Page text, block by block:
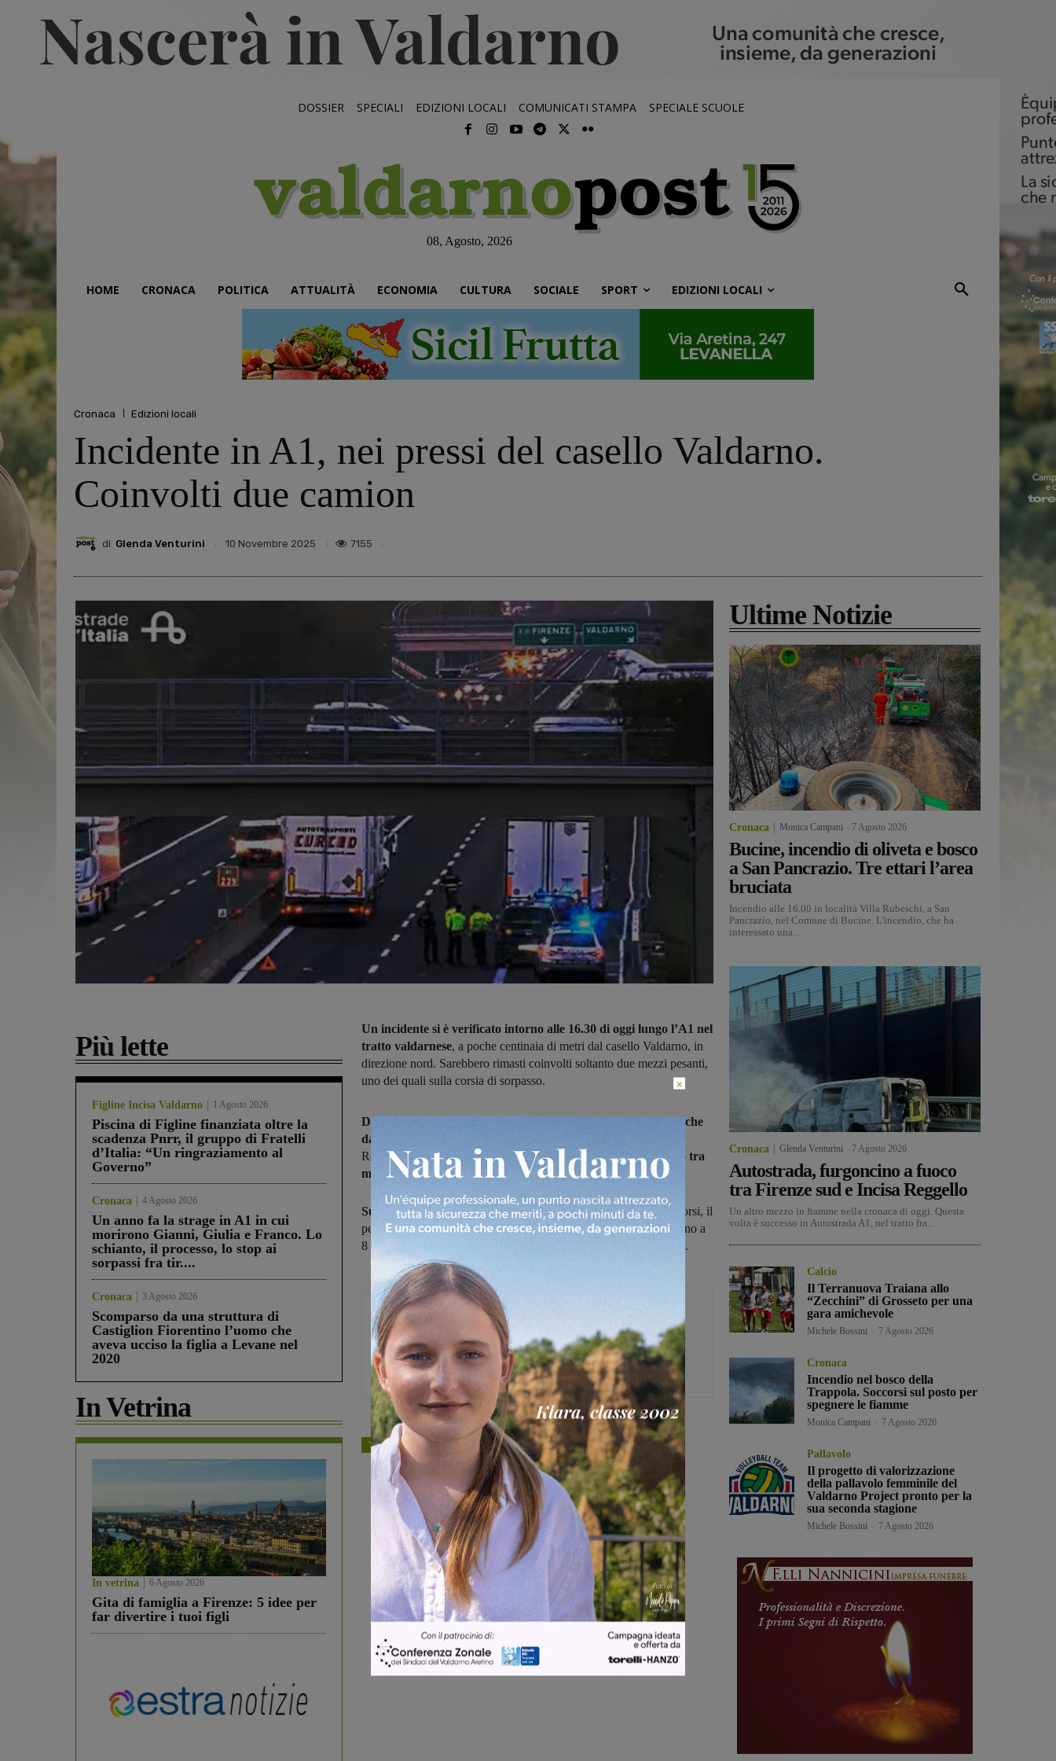
DOSSIER SPECIALI EDIZIONI LOCALI COMUNICATI STAMPA SPECIALE SCUOLE
08, Agosto, 2026
HOME CRONACA POLITICA ATTUALITÀ ECONOMIA CULTURA SOCIALE SPORT EDIZIONI LOCALI
Cronaca Edizioni locali
Incidente in A1, nei pressi del casello Valdarno.
Coinvolti due camion
di Glenda Venturini 10 Novembre 2025 7155
Più lette
Figline Incisa Valdarno 1 Agosto 2026
Piscina di Figline finanziata oltre la
scadenza Pnrr, il gruppo di Fratelli
d’Italia: “Un ringraziamento al
Governo”
Cronaca 4 Agosto 2026
Un anno fa la strage in A1 in cui
morirono Gianni, Giulia e Franco. Lo
schianto, il processo, lo stop ai
sorpassi fra tir....
Cronaca 3 Agosto 2026
Scomparso da una struttura di
Castiglion Fiorentino l’uomo che
aveva ucciso la figlia a Levane nel
2020
In Vetrina
In vetrina 6 Agosto 2026
Gita di famiglia a Firenze: 5 idee per
far divertire i tuoi figli
Un incidente si è verificato intorno alle 16.30 di oggi lungo l’A1 nel
tratto valdarnese, a poche centinaia di metri dal casello Valdarno, in
direzione nord. Sarebbero rimasti coinvolti soltanto due mezzi pesanti,
uno dei quali sulla corsia di sorpasso.
Da chiarire l’esatta dinamica dell’accaduto: ricordiamo però che
da lunedì 3 novembre è entrato in vigore
Reggello e Chiusi, in entrambe le direzioni,il divieto di sorpasso tra
mezzi pesanti.
Sul posto sono intervenuti gli agenti di Polizia stradale,i soccorsi, il
personale di Autostrade. In direzione nord si sono formate code fino a
8 chilometri. Il traffico è ripartito regolarmente solo dopo le 17.30.
Glenda Venturini
Capo redattore
TAGS a1 autostrada cronaca valdarno
Share
Ultime Notizie
Cronaca Monica Campani 7 Agosto 2026
Bucine, incendio di oliveta e bosco
a San Pancrazio. Tre ettari l’area
bruciata
Incendio alle 16.00 in località Villa Rubeschi, a San
Pancrazio, nel Comune di Bucine. L'incendio, che ha
interessato una...
Cronaca Glenda Venturini 7 Agosto 2026
Autostrada, furgoncino a fuoco
tra Firenze sud e Incisa Reggello
Un altro mezzo in fiamme nella cronaca di oggi. Questa
volta è successo in Autostrada A1, nel tratto fra...
Calcio
Il Terranuova Traiana allo
“Zecchini” di Grosseto per una
gara amichevole
Michele Bossini 7 Agosto 2026
Cronaca
Incendio nel bosco della
Trappola. Soccorsi sul posto per
spegnere le fiamme
Monica Campani 7 Agosto 2026
Pallavolo
Il progetto di valorizzazione
della pallavolo femminile del
Valdarno Project pronto per la
sua seconda stagione
Michele Bossini 7 Agosto 2026
×